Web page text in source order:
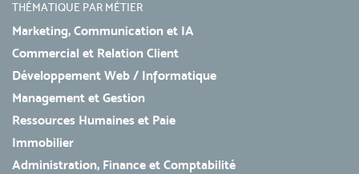
THÉMATIQUE PAR MÉTIER
Marketing, Communication et IA
Commercial et Relation Client
Développement Web / Informatique
Management et Gestion
Ressources Humaines et Paie
Immobilier
Administration, Finance et Comptabilité